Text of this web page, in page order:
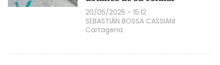
20/05/2025 - 15:12
SEBASTIÁN BOSSA CASSIANI
Cartagena